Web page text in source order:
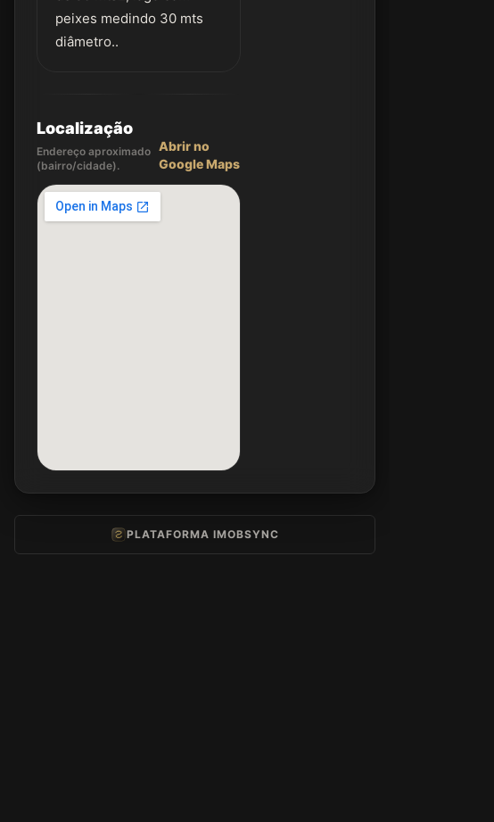
peixes medindo 30 mts
diâmetro..
Localização
Endereço aproximado
(bairro/cidade).
Abrir no
Google Maps
PLATAFORMA IMOBSYNC